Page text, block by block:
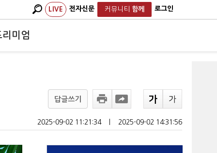
LIVE 전자신문 커뮤니티 함께 로그인
리미엄
답글쓰기
2025-09-02 11:21:34 2025-09-02 14:31:56